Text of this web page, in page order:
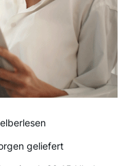
geliefert